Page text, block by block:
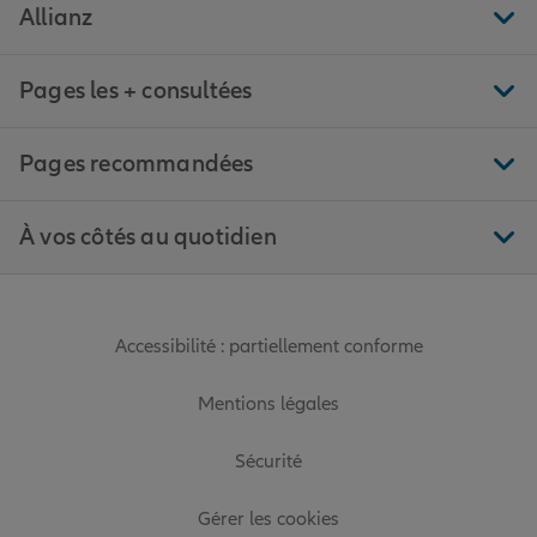
Allianz
Pages les + consultées
Pages recommandées
À vos côtés au quotidien
Accessibilité : partiellement conforme
Mentions légales
Sécurité
Gérer les cookies